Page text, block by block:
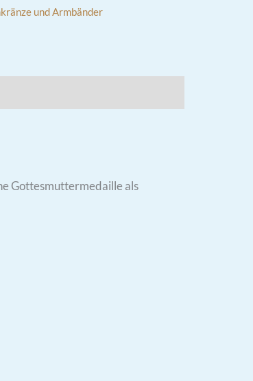
und Armbänder
Gottesmuttermedaille als